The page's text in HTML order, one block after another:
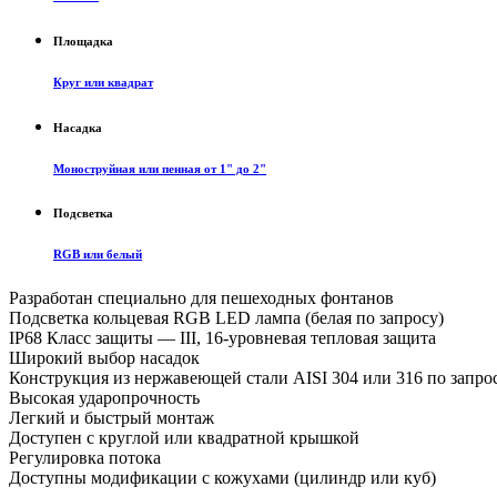
Площадка
Круг или квадрат
Насадка
Моноструйная или пенная от 1" до 2"
Подсветка
RGB или белый
Разработан специально для пешеходных фонтанов
Подсветка кольцевая RGB LED лампа (белая по запросу)
IP68 Класс защиты — III, 16-уровневая тепловая защита
Широкий выбор насадок
Конструкция из нержавеющей стали AISI 304 или 316 по
Высокая ударопрочность
Легкий и быстрый монтаж
Доступен с круглой или квадратной крышкой
Регулировка потока
Доступны модификации с кожухами (цилиндр или куб)